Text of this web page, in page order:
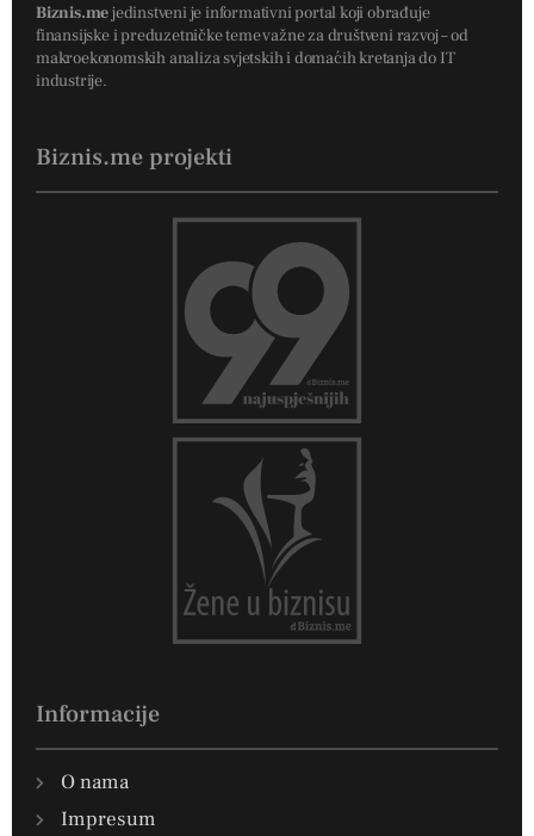
Biznis.mejedinstveni je informativni portal koji obrađuje
finansijske i preduzetničke teme važne za društveni razvoj – od
makroekonomskih analiza svjetskih i domaćih kretanja do IT
industrije.
Biznis.me projekti
Informacije
O nama
Impresum